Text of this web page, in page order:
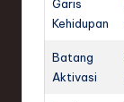
Garis
Kehidupan
Batang
Aktivasi